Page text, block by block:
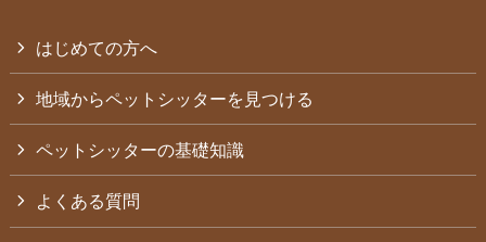
はじめての方へ
地域からペットシッターを見つける
ペットシッターの基礎知識
よくある質問